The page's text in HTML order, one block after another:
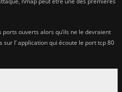
ouverts alors qu’ils ne le devraient
l’ application qui écoute le port tcp 80